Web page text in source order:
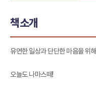
책소개
유연한 일상과 단단한 마음을 위해,
오늘도 나마스떼!